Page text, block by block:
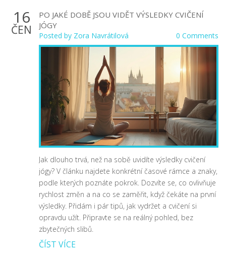
16
ČEN
PO JAKÉ DOBĚ JSOU VIDĚT VÝSLEDKY CVIČENÍ
JÓGY
Posted by Zora Navrátilová 0 Comments
Jak dlouho trvá, než na sobě uvidíte výsledky cvičení
jógy? V článku najdete konkrétní časové rámce a znaky,
podle kterých poznáte pokrok. Dozvíte se, co ovlivňuje
rychlost změn a na co se zaměřit, když čekáte na první
výsledky. Přidám i pár tipů, jak vydržet a cvičení si
opravdu užít. Připravte se na reálný pohled, bez
zbytečných slibů.
ČÍST VÍCE